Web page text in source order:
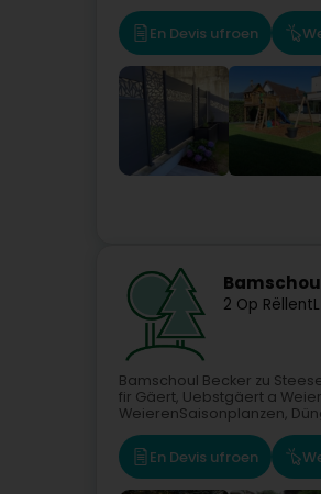
En Devis ufroen
2 Op Rëllent
Bamschoul Becker zu
fir Gäert, Uebstgäert a
WeierenSaisonplanzen,
En Devis ufroen